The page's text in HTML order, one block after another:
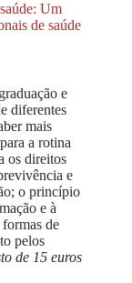
Um
de saúde
e
diferentes
mais
a rotina
os direitos
e
o princípio
e à
de
pelos
de 15 euros